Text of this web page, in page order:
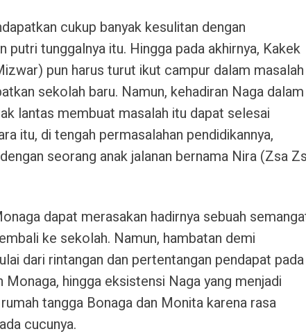
cukup banyak kesulitan dengan
putri tunggalnya itu. Hingga pada akhirnya, Kakek
pun harus turut ikut campur dalam masalah
sekolah baru. Namun, kehadiran Naga dalam
lantas membuat masalah itu dapat selesai
itu, di tengah permasalahan pendidikannya,
seorang anak jalanan bernama Nira (Zsa
dapat merasakan hadirnya sebuah
ke sekolah. Namun, hambatan demi
dari rintangan dan pertentangan pendapat pada
hingga eksistensi Naga yang menjadi
tangga Bonaga dan Monita karena rasa
cucunya.